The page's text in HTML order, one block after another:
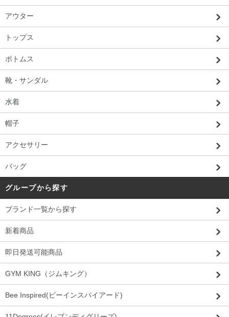
アウター
トップス
ボトムス
靴・サンダル
水着
帽子
アクセサリー
バッグ
グループから探す
ブランド一覧から探す
新着商品
即日発送可能商品
GYM KING（ジムキング）
Bee Inspired(ビーインスパイアード)